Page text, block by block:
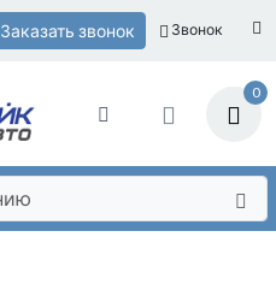
Заказать звонок Звонок
0